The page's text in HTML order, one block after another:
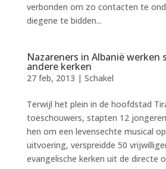
verbonden om zo contacten te
diegene te bidden...
Nazareners in Albanië werken
andere kerken
27 feb, 2013 | Schakel
Terwijl het plein in de hoofdstad
toeschouwers, stapten 12
hen om een levensechte musical
uitvoering, verspreidde 50
evangelische kerken uit de directe